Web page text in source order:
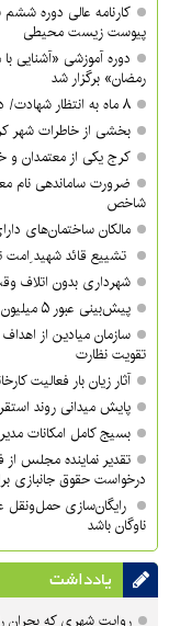
کارنامه عالی دوره
پیوست زیست محیطی
دوره آموزشی
رمضان» برگزار شد
۸ ماه به انتظار شهادت/ دیدار علیرضا رحیمی با خانواده شهیدان فاطمی‌نژاد
بخشی از خاطرات شهر
کرج یکی از معتمدان و
ضرورت ساماندهی نام‌
شاخص
مالکان ساختمان‌های
تشییع قائد شهید ِامت
شهرداری بدون اتلاف
پیش‌بینی عبور ۵ میلیون زائر از البرز/ آمادگی ۱۰۰ درصدی مواکب
سازمان میادین از
تقویت نظارت
آثار زیان بار فعالیت
پایش میدانی روند
بسیج کامل امکانات
تقدیر نماینده مجلس
درخواست حقوق جانبازی
رایگان‌سازی حمل‌ونقل
ناوگان باشد
یادداشت
روایت شهری که بحران